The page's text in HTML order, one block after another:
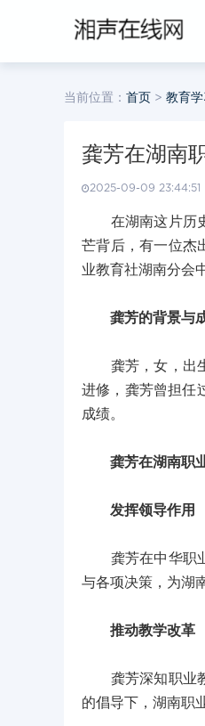
当前位置： 首页 > 教育学
龚芳在湖南
2025-09-09 23:44:51
在湖南这片历史
芒背后，有一位杰
业教育社湖南分会
龚芳的背景与
龚芳，女，出生
进修，龚芳曾担任
成绩。
龚芳在湖南职
发挥领导作用
龚芳在中华职业
与各项决策，为湖
推动教学改革
龚芳深知职业教
的倡导下，湖南职